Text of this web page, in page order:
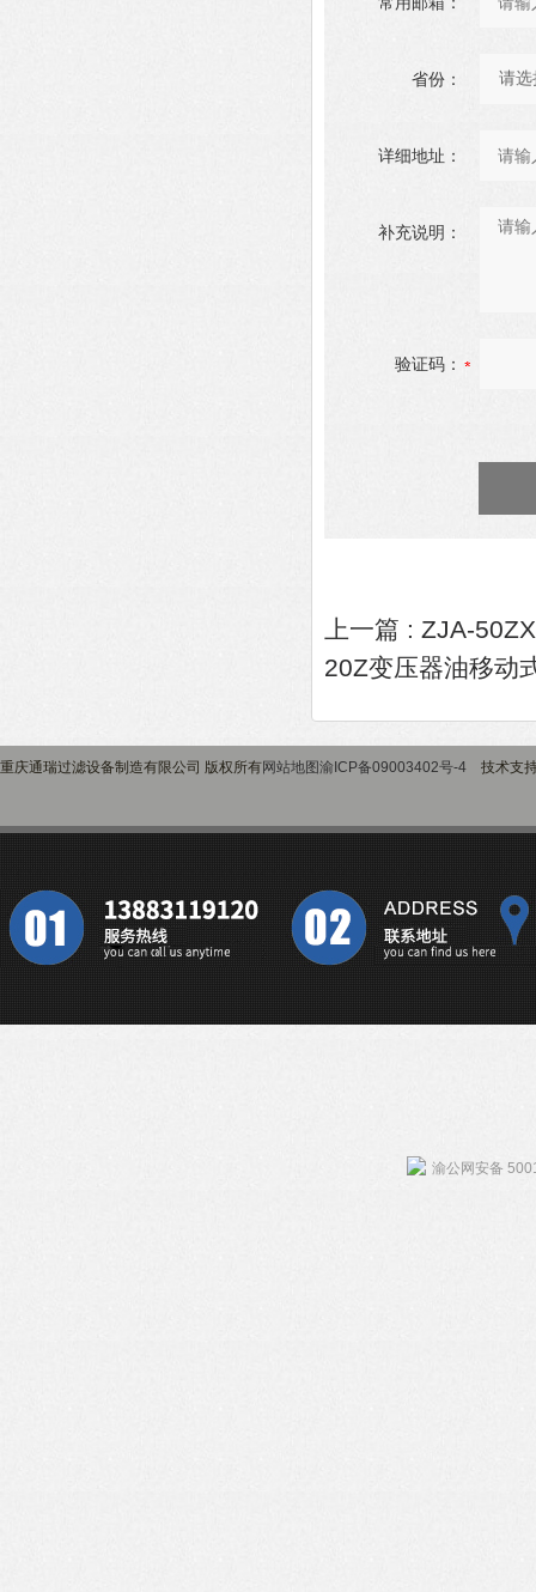
省份：
详细地址：
补充说明：
验证码：
上一篇 : ZJA-
20Z变压器油移动
重庆通瑞过滤设备制造有限公司 版权所有网站地图渝ICP备09003402号-4 技术支
渝公网安备